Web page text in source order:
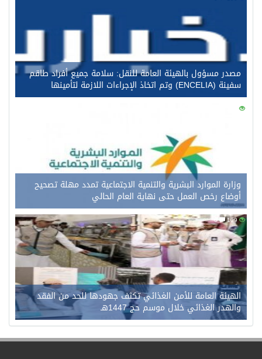
مصدر مسؤول بالهيئة العامة للنقل: سلامة جميع أفراد طاقم
سفينة (ENCELIA) وتم اتخاذ الإجراءات اللازمة لتأمينها
128
وزارة الموارد البشرية والتنمية الاجتماعية تمدد مهلة تصحيح
أوضاع رخص العمل حتى نهاية العام الحالي
109
0
الهيئة العامة للأمن الغذائي تكثف جهودها للحد من الفقد
والهدر الغذائي خلال موسم حج 1447هـ